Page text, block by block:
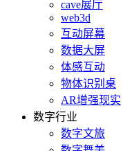
cave展厅
web3d
互动屏幕
数据大屏
体感互动
物体识别桌
AR增强现实
数字行业
数字文旅